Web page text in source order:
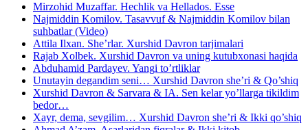
Mirzohid Muzaffar. Hechlik va Hellados. Esse
Najmiddin Komilov. Tasavvuf & Najmiddin Komilov bilan
suhbatlar (Video)
Attila Ilxan. She’rlar. Xurshid Davron tarjimalari
Rajab Xolbek. Xurshid Davron va uning kutubxonasi haqida
Abduhamid Pardayev. Yangi to’rtliklar
Unutayin degandim seni… Xurshid Davron she’ri & Qo’shiq
Xurshid Davron & Sarvara & IA. Sen kelar yo’llarga tikildim
bedor…
Xayr, dema, sevgilim… Xurshid Davron she’ri & Ikki qo’shiq